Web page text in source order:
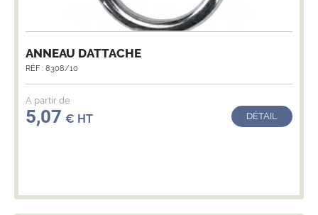
ANNEAU DATTACHE
RÉF : 8308/10
A partir de
5,07 € HT DÉTAIL